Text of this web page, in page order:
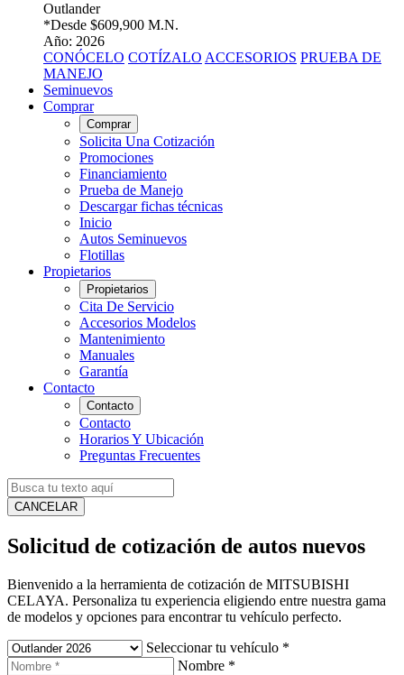
Outlander
*Desde $609,900 M.N.
Año: 2026
CONÓCELO COTÍZALO ACCESORIOS PRUEBA DE
MANEJO
Seminuevos
Comprar
Comprar
Solicita Una Cotización
Promociones
Financiamiento
Prueba de Manejo
Descargar fichas técnicas
Inicio
Autos Seminuevos
Flotillas
Propietarios
Propietarios
Cita De Servicio
Accesorios Modelos
Mantenimiento
Manuales
Garantía
Contacto
Contacto
Contacto
Horarios Y Ubicación
Preguntas Frecuentes
CANCELAR
Solicitud de cotización de autos nuevos
Bienvenido a la herramienta de cotización de MITSUBISHI
CELAYA. Personaliza tu experiencia eligiendo entre nuestra gama
de modelos y opciones para encontrar tu vehículo perfecto.
Seleccionar tu vehículo *
Nombre *